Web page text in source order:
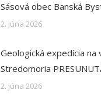
Sásová obec Banská
2. júna 2026
Geologická expedícia na
Stredomoria
2. júna 2026